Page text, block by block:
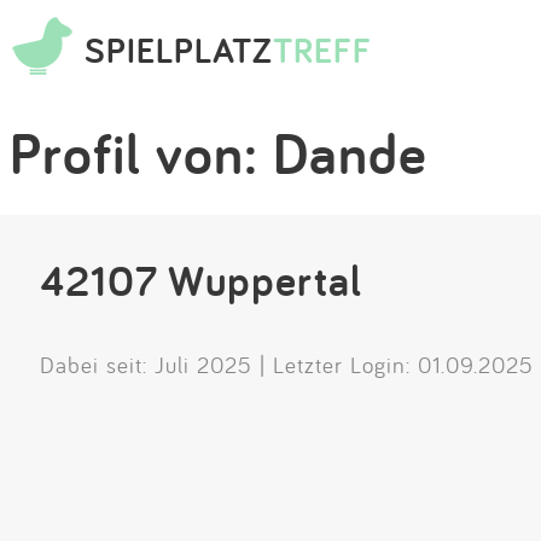
SPIELPLATZTREFF
Profil von: Dande
42107 Wuppertal
Dabei seit: Juli 2025 | Letzter Login: 01.09.2025